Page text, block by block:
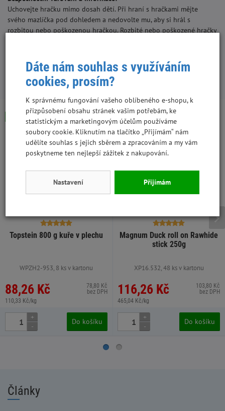
Uchovejte hračku mimo dosah dětí. Při hraní s hračkami mějte
svého mazlíčka pod dohledem a nedovolte mu, aby si hrál s
rozbitou nebo poškozenou hračkou. Rozbité nebo poškozené hračky
S tímto produktem lidé kupují:
Topstein 800 g kuře v plechu
WPZH2-953, 8 ks v kartonu
88,26 Kč
110,33 Kč/kg
78,80 Kč
bez DPH
Skladem
+
-
Do košíku
Magnum Duck roll on Rawhide
stick 250g
XP16.532, 48 ks v kartonu
116,26 Kč
465,04 Kč/kg
103,80 Kč
bez DPH
Skladem Výhodná cena
+
-
Do košíku
Články
Dáte nám souhlas s využíváním
cookies, prosím?
K správnému fungování vašeho oblíbeného e-shopu, k
přizpůsobení obsahu stránek vašim potřebám, ke
statistickým a marketingovým účelům používáme
soubory cookie. Kliknutím na tlačítko „Přijímám“ nám
udělíte souhlas s jejich sběrem a zpracováním a my vám
poskytneme ten nejlepší zážitek z nakupování.
Nastavení Přijímám